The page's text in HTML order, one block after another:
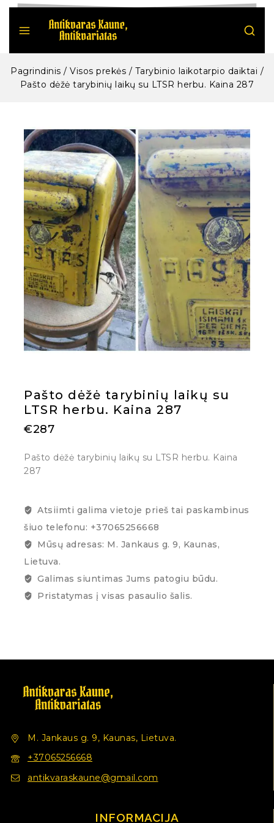
Pagrindinis / Visos prekės / Tarybinio laikotarpio daiktai /
Pašto dėžė tarybinių laikų su LTSR herbu. Kaina 287
Pašto dėžė tarybinių laikų su
LTSR herbu. Kaina 287
€287
Pašto dėžė tarybinių laikų su LTSR herbu. Kaina
287
Atsiimti galima vietoje prieš tai paskambinus
šiuo telefonu: +37065256668
Mūsų adresas: M. Jankaus g. 9, Kaunas,
Lietuva.
Galimas siuntimas Jums patogiu būdu.
Pristatymas į visas pasaulio šalis.
M. Jankaus g. 9, Kaunas, Lietuva.
+37065256668
antikvaraskaune@gmail.com
INFORMACIJA